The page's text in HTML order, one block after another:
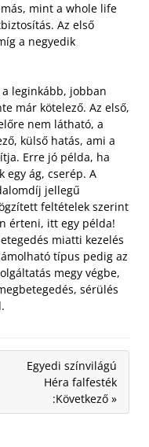
mint a whole life
Az első
a negyedik
leginkább, jobban
már kötelező. Az első,
nem látható, a
külső hatás, ami a
Erre jó példa, ha
egy ág, cserép. A
jellegű
feltételek szerint
érteni, itt egy példa!
miatti kezelés
típus pedig az
megy végbe,
sérülés
Egyedi színvilágú
Héra falfesték
:Következő »